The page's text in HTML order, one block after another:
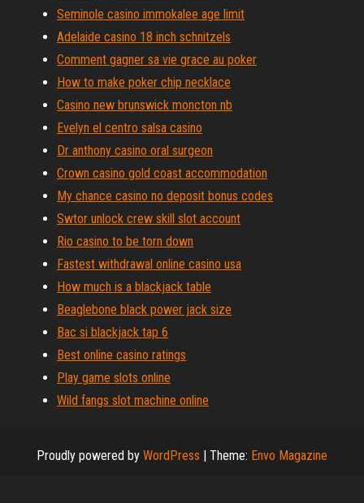
Seminole casino immokalee age limit
Adelaide casino 18 inch schnitzels
Comment gagner sa vie grace au poker
How to make poker chip necklace
Casino new brunswick moncton nb
Evelyn el centro salsa casino
Dr anthony casino oral surgeon
Crown casino gold coast accommodation
My chance casino no deposit bonus codes
Swtor unlock crew skill slot account
Rio casino to be torn down
Fastest withdrawal online casino usa
How much is a blackjack table
Beaglebone black power jack size
Bac si blackjack tap 6
Best online casino ratings
Play game slots online
Wild fangs slot machine online
Proudly powered by WordPress | Theme: Envo Magazine